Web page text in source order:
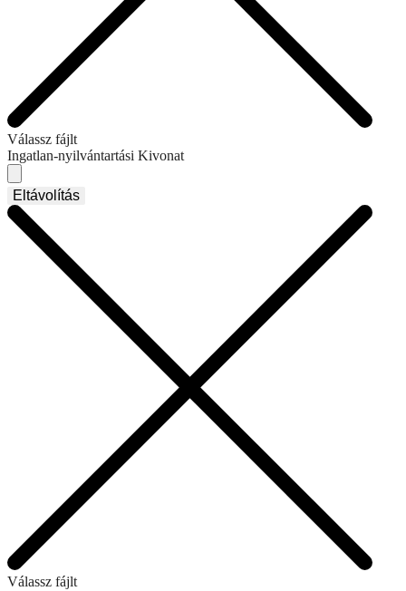
Válassz fájlt
Ingatlan-nyilvántartási Kivonat
Eltávolítás
Válassz fájlt